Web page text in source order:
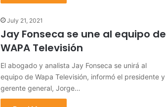
July 21, 2021
Jay Fonseca se une al equipo de
WAPA Televisión
El abogado y analista Jay Fonseca se unirá al
equipo de Wapa Televisión, informó el presidente y
gerente general, Jorge…